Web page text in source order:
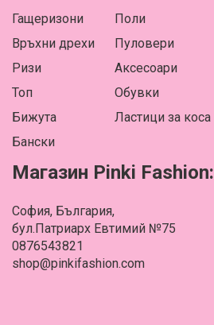
Гащеризони
Връхни дрехи
Ризи
Топ
Бижута
Бански
Поли
Пуловери
Аксесоари
Обувки
Ластици за коса
Магазин Pinki Fashion:
София, България,
бул.Патриарх Евтимий №75
0876543821
shop@pinkifashion.com